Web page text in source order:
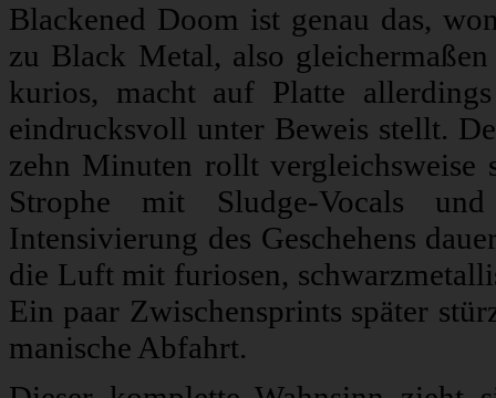
Blackened Doom ist genau das,
zu Black Metal, also
kurios, macht auf Platte
eindrucksvoll unter Beweis stellt.
zehn Minuten rollt vergleichsweise
Strophe mit Sludge-Vocals
Intensivierung des Geschehens
die Luft mit furiosen,
Ein paar Zwischensprints später
manische Abfahrt.